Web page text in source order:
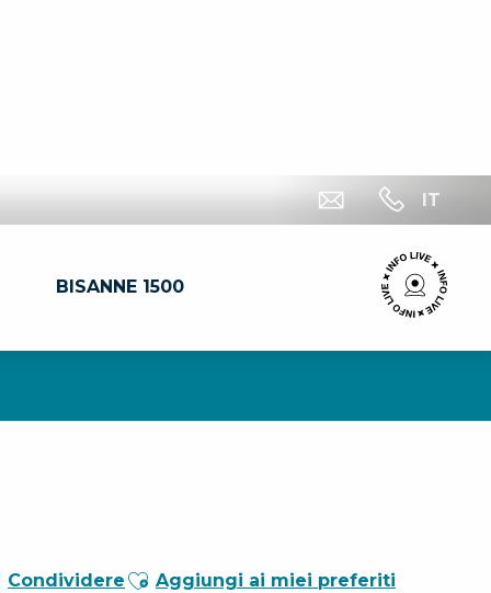
IT
BISANNE 1500
Condividere Ajouter aux favoris
Aggiungi ai miei preferiti